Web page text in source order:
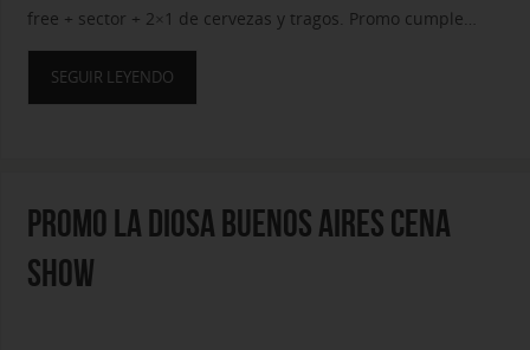
free + sector + 2×1 de cervezas y tragos. Promo cumple…
SEGUIR LEYENDO
PROMO LA DIOSA BUENOS AIRES CENA
SHOW